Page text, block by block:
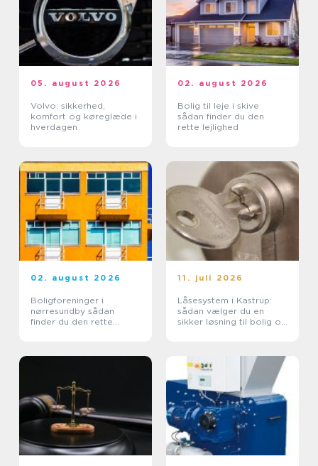
05. august 2026
Volvo: sikkerhed,
komfort og køreglæde i
hverdagen
02. august 2026
Bolig til leje i skive
sådan finder du den
rette lejlighed
02. august 2026
Boligforeninger i
nørresundby sådan
finder du den rette
11. juli 2026
Låsesystem i Kastrup:
sådan vælger du en
sikker løsning til bolig og